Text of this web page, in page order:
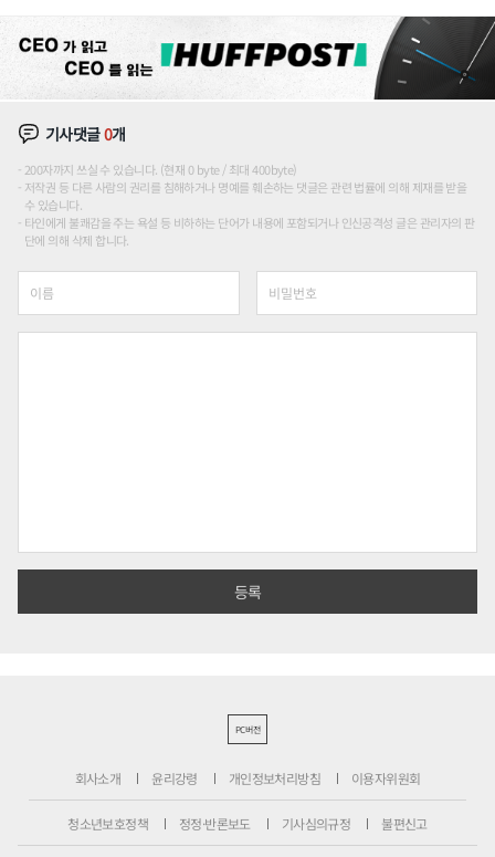
기사댓글0개
200자까지 쓰실 수 있습니다. (현재 0 byte / 최대 400byte)
저작권 등 다른 사람의 권리를 침해하거나 명예를 훼손하는 댓글은 관련 법률에 의해 제재를 받을
수 있습니다.
타인에게 불쾌감을 주는 욕설 등 비하하는 단어가 내용에 포함되거나 인신공격성 글은 관리자의 판
단에 의해 삭제 합니다.
PC버전
회사소개 윤리강령 개인정보처리방침 이용자위원회
청소년보호정책 정정·반론보도 기사심의규정 불편신고